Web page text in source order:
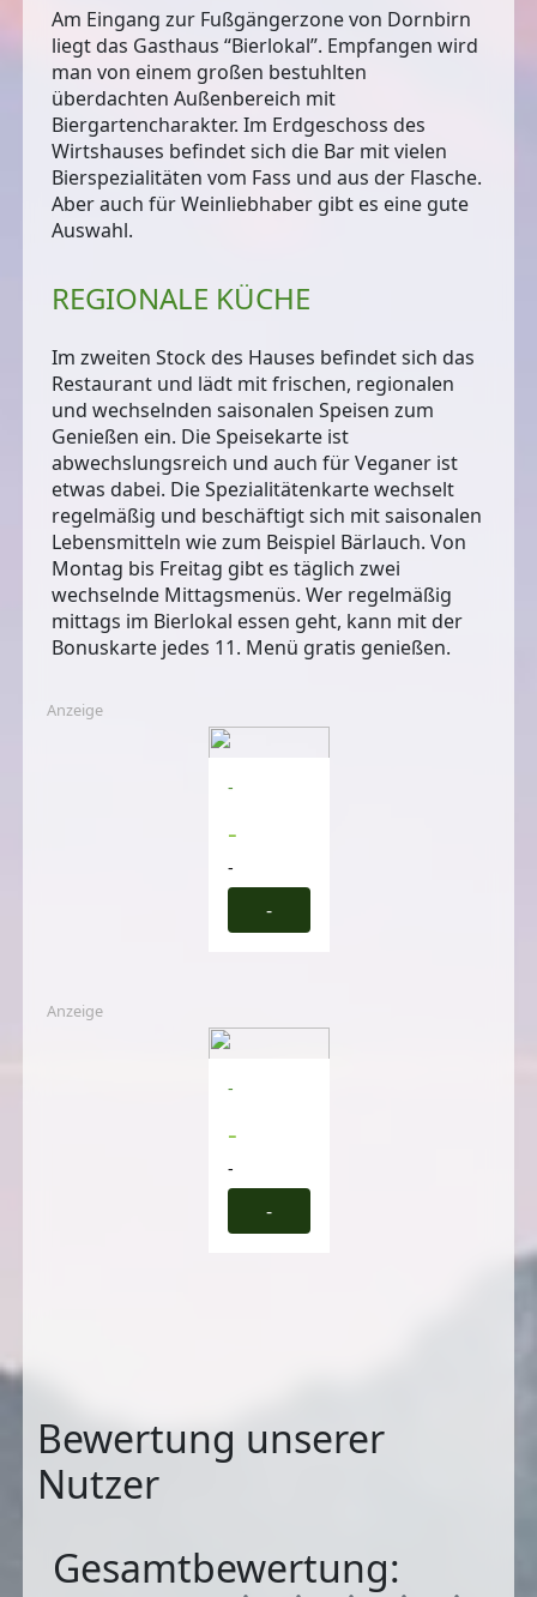
Am Eingang zur Fußgängerzone von Dornbirn
liegt das Gasthaus “Bierlokal”. Empfangen wird
man von einem großen bestuhlten
überdachten Außenbereich mit
Biergartencharakter. Im Erdgeschoss des
Wirtshauses befindet sich die Bar mit vielen
Bierspezialitäten vom Fass und aus der Flasche.
Aber auch für Weinliebhaber gibt es eine gute
Auswahl.
REGIONALE KÜCHE
Im zweiten Stock des Hauses befindet sich das
Restaurant und lädt mit frischen, regionalen
und wechselnden saisonalen Speisen zum
Genießen ein. Die Speisekarte ist
abwechslungsreich und auch für Veganer ist
etwas dabei. Die Spezialitätenkarte wechselt
regelmäßig und beschäftigt sich mit saisonalen
Lebensmitteln wie zum Beispiel Bärlauch. Von
Montag bis Freitag gibt es täglich zwei
wechselnde Mittagsmenüs. Wer regelmäßig
mittags im Bierlokal essen geht, kann mit der
Bonuskarte jedes 11. Menü gratis genießen.
Anzeige
-
-
-
-
Anzeige
-
-
-
-
Bewertung unserer
Nutzer
Gesamtbewertung: